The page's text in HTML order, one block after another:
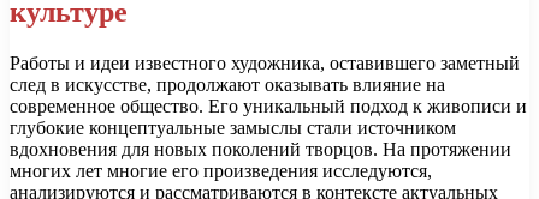
культуре
Работы и идеи известного художника, оставившего заметный
след в искусстве, продолжают оказывать влияние на
современное общество. Его уникальный подход к живописи и
глубокие концептуальные замыслы стали источником
вдохновения для новых поколений творцов. На протяжении
многих лет многие его произведения исследуются,
анализируются и рассматриваются в контексте актуальных